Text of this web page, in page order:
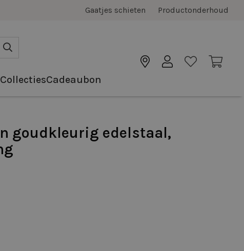
Gaatjes schieten Productonderhoud
CollectiesCadeaubon
goudkleurig edelstaal,